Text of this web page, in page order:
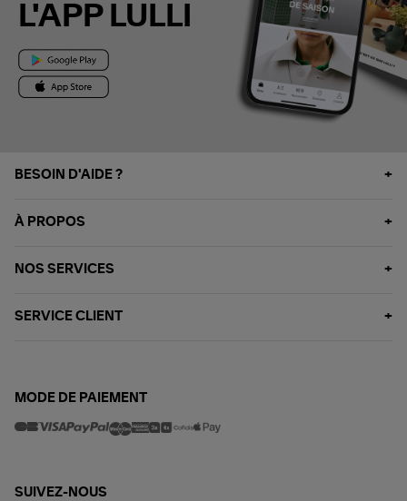
L'APP LULLI
BESOIN D'AIDE ?
À PROPOS
NOS SERVICES
SERVICE CLIENT
MODE DE PAIEMENT
SUIVEZ-NOUS